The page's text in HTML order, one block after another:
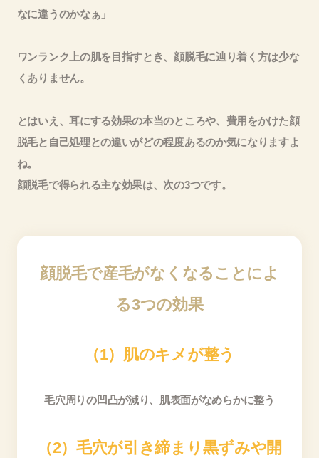
なに違うのかなぁ」
ワンランク上の肌を目指すとき、顔脱毛に辿り着く方は少な
くありません。
とはいえ、耳にする効果の本当のところや、費用をかけた顔
脱毛と自己処理との違いがどの程度あるのか気になりますよ
ね。
顔脱毛で得られる主な効果は、次の3つです。
顔脱毛で産毛がなくなることによ
る3つの効果
（1）肌のキメが整う
毛穴周りの凹凸が減り、肌表面がなめらかに整う
（2）毛穴が引き締まり黒ずみや開